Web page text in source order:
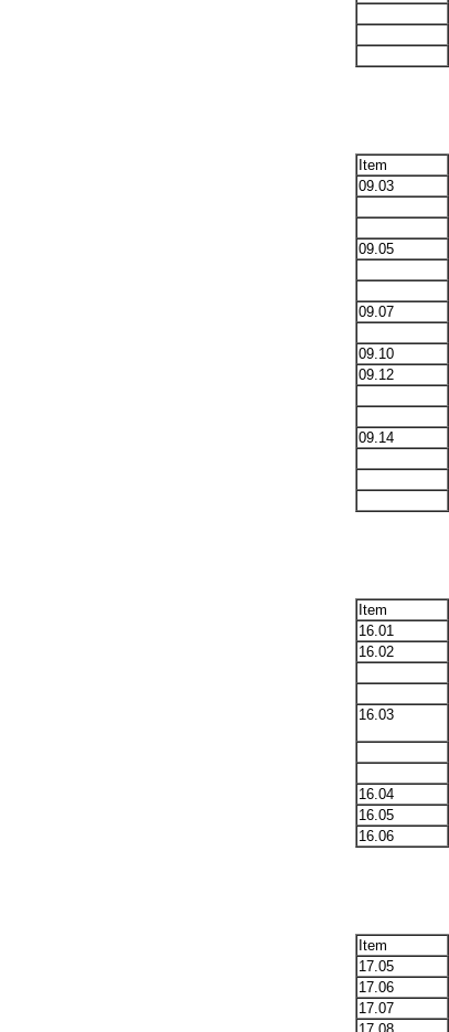
Item
09.03
09.05
09.07
09.10
09.12
09.14
Item
16.01
16.02
16.03
16.04
16.05
16.06
Item
17.05
17.06
17.07